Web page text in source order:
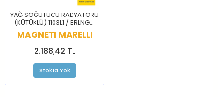
YAĞ SOĞUTUCU RADYATÖRÜ
(KÜTÜKLÜ) 1103L1 / BRLNGO
C3 C4 CELYSEE 207 208 3008
301 307 308 PRTNR RFTR
MAGNETI MARELLI
2.188,42 TL
Stokta Yok